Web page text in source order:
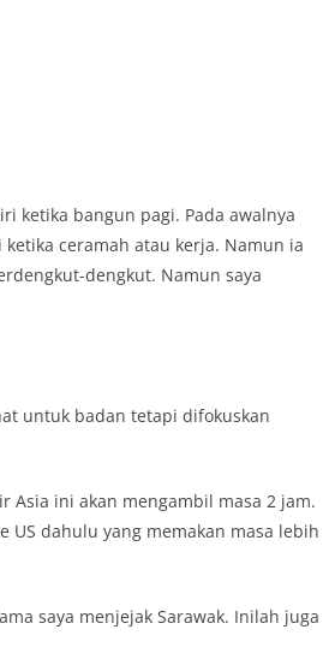
ketika bangun pagi. Pada awalnya
ceramah atau kerja. Namun ia
dengkut. Namun saya
untuk badan tetapi difokuskan
Asia ini akan mengambil masa 2 jam.
dahulu yang memakan masa lebih
saya menjejak Sarawak. Inilah juga